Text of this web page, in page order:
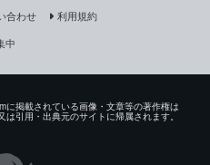
合わせ
利用規約
中
掲載されている画像・文章等の著作権は
引用・出典元のサイトに帰属されます。